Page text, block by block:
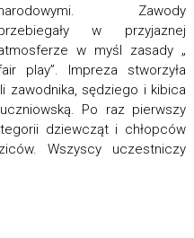
Zawody
w przyjaznej
w myśl zasady „
play”. Impreza stworzyła
zawodnika, sędziego i kibica
Po raz pierwszy
dziewcząt i chłopców
Wszyscy uczestniczy